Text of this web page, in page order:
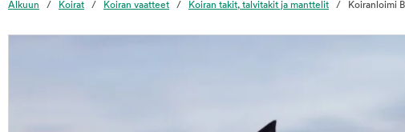
Alkuun Koirat Koiran vaatteet Koiran takit, talvitakit ja manttelit Koiranloimi